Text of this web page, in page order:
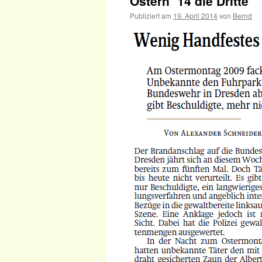
Publiziert am 19. April 2014von Bernd